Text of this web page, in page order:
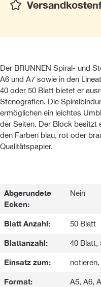
Der BRUNNEN Spiral- und
A6 und A7 sowie in den
40 oder 50 Blatt bietet er
Stenografien. Die
ermöglichen ein leichtes
der Seiten. Der Block besitzt
den Farben blau, rot oder
Qualitätspapier.
Abgerundete
Ecken:
Nein
Blatt Anzahl: 50 Blatt
Blattanzahl: 40 Blatt,
Einsatz zum:
Format: A5, A6,